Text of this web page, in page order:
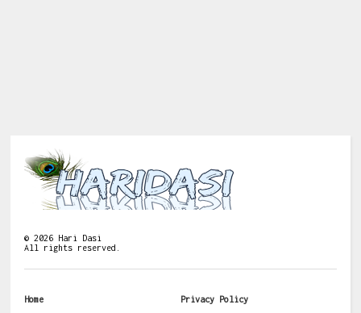
©2026 Hari Dasi
All rights reserved.
Home Privacy Policy